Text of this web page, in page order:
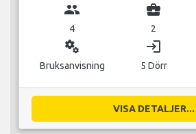
group
4
business_center
2
miscellaneous_services
Bruksanvisning
login
5 Dörr
VISA DETALJER...